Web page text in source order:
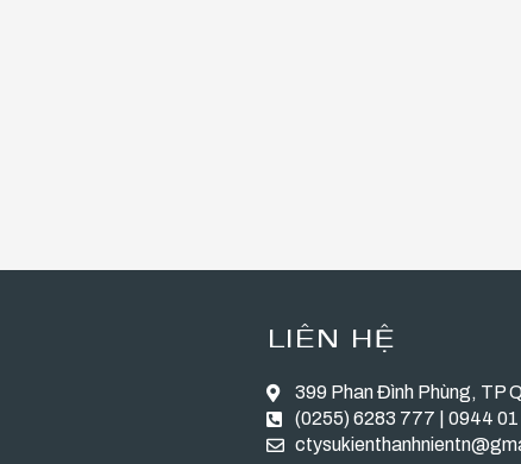
LIÊN HỆ
399 Phan Đình Phùng, TP
(0255) 6283 777 | 0944 01